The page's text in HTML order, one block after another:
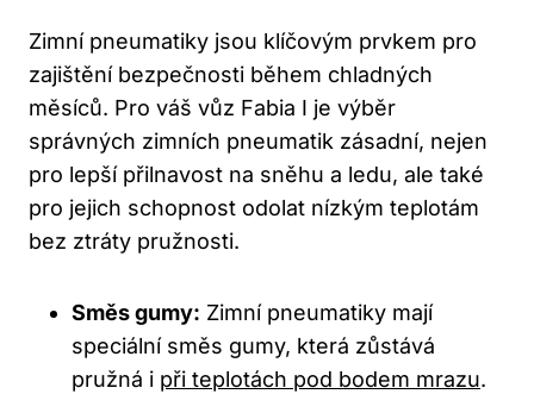
Zimní pneumatiky jsou klíčovým prvkem pro
zajištění bezpečnosti během chladných
měsíců. Pro váš vůz Fabia I je výběr
správných zimních pneumatik zásadní, nejen
pro lepší přilnavost na sněhu a ledu, ale také
pro jejich schopnost odolat nízkým teplotám
bez ztráty pružnosti.
Směs gumy: Zimní pneumatiky mají
speciální směs gumy, která zůstává
pružná i při teplotách pod bodem mrazu.